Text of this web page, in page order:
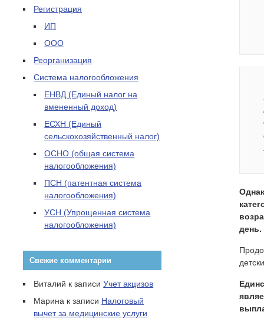
Регистрация
ИП
ООО
Реорганизация
Система налогообложения
ЕНВД (Единый налог на
вмененный доход)
ЕСХН (Единый
сельскохозяйственный налог)
ОСНО (общая система
налогообложения)
ПСН (патентная система
налогообложения)
УСН (Упрощенная система
налогообложения)
Свежие комментарии
Виталий к записиУчет акцизов
Марина к записи Налоговый
вычет за медицинские услуги
день.